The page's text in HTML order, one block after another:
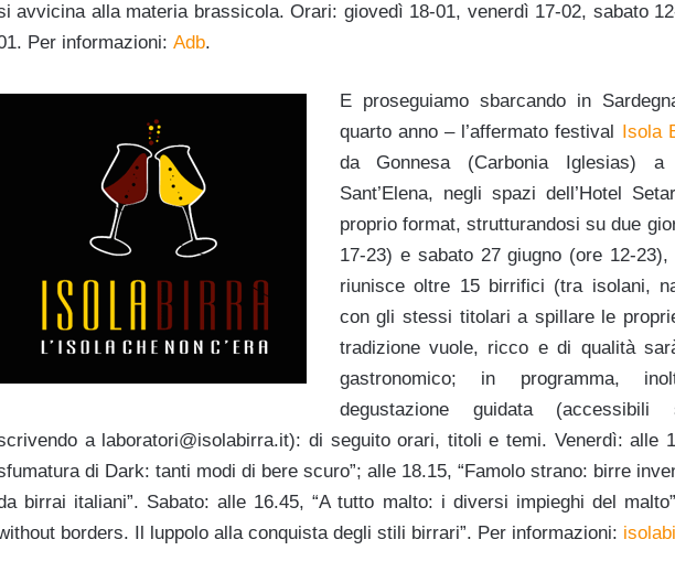
avvicina alla materia brassicola. Orari: giovedì 18-01, venerdì 17-02, sabato
Per informazioni: Adb.
E proseguiamo sbarcando in
quarto anno – l’affermato festival
Isola
da Gonnesa (Carbonia Iglesias) a
Sant’Elena, negli spazi dell’Hotel
proprio format, strutturandosi su due
17-23) e sabato 27 giugno (ore 12-23),
riunisce oltre 15 birrifici (tra isolani,
con gli stessi titolari a spillare le
tradizione vuole, ricco e di qualità
gastronomico; in programma,
degustazione guidata (accessibili
a laboratori@isolabirra.it): di seguito orari, titoli e temi. Venerdì: alle
di Dark: tanti modi di bere scuro”; alle 18.15, “Famolo strano: birre
birrai italiani”. Sabato: alle 16.45, “A tutto malto: i diversi impieghi del
borders. Il luppolo alla conquista degli stili birrari”. Per informazioni: